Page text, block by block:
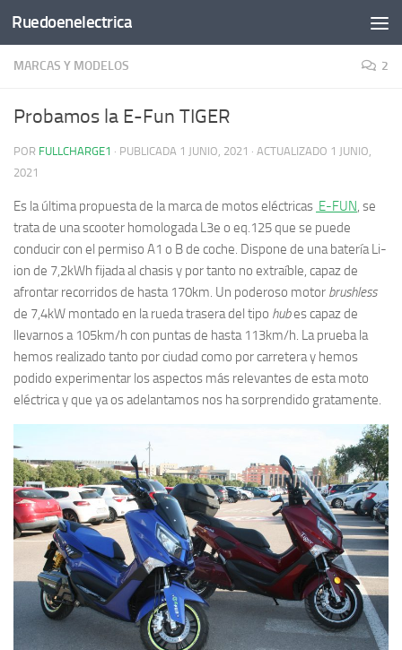
Saltar al contenido
Ruedoenelectrica
MARCAS Y MODELOS 2
Probamos la E-Fun TIGER
POR FULLCHARGE1 · PUBLICADA 1 JUNIO, 2021 · ACTUALIZADO 1 JUNIO,
2021
Es la última propuesta de la marca de motos eléctricas E-FUN, se
trata de una scooter homologada L3e o eq.125 que se puede
conducir con el permiso A1 o B de coche. Dispone de una batería Li-
ion de 7,2kWh fijada al chasis y por tanto no extraíble, capaz de
afrontar recorridos de hasta 170km. Un poderoso motor brushless
de 7,4kW montado en la rueda trasera del tipo hubes capaz de
llevarnos a 105km/h con puntas de hasta 113km/h. La prueba la
hemos realizado tanto por ciudad como por carretera y hemos
podido experimentar los aspectos más relevantes de esta moto
eléctrica y que ya os adelantamos nos ha sorprendido gratamente.